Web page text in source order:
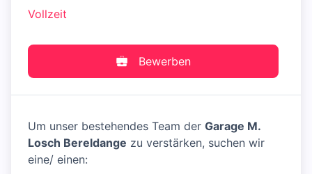
Vollzeit
Bewerben
Um unser bestehendes Team der Garage M.
Losch Bereldange zu verstärken, suchen wir
eine/ einen: